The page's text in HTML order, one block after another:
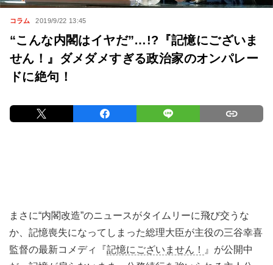
コラム 2019/9/22 13:45
“こんな内閣はイヤだ”…!?『記憶にございま
せん！』ダメダメすぎる政治家のオンパレー
ドに絶句！
まさに“内閣改造”のニュースがタイムリーに飛び交うな
か、記憶喪失になってしまった総理大臣が主役の三谷幸喜
監督の最新コメディ『記憶にございません！
』が公開中